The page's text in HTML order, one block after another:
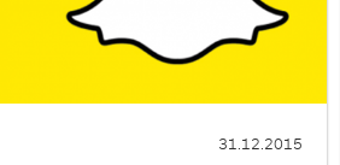
31.12.2015